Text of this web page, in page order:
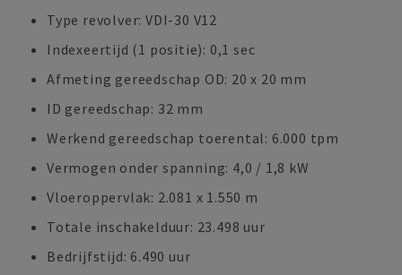
Type revolver: VDI-30 V12
Indexeertijd (1 positie): 0,1 sec
Afmeting gereedschap OD: 20 x 20 mm
ID gereedschap: 32 mm
Werkend gereedschap toerental: 6.000 tpm
Vermogen onder spanning: 4,0 / 1,8 kW
Vloeroppervlak: 2.081 x 1.550 m
Totale inschakelduur: 23.498 uur
Bedrijfstijd: 6.490 uur